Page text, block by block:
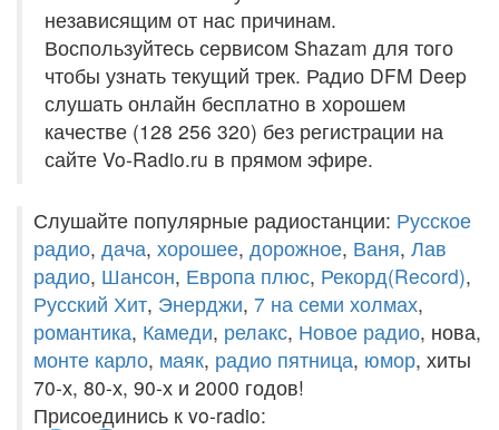
независящим от нас причинам.
Воспользуйтесь сервисом Shazam для того
чтобы узнать текущий трек. Радио DFM Deep
слушать онлайн бесплатно в хорошем
качестве (128 256 320) без регистрации на
сайте Vo-Radio.ru в прямом эфире.
Слушайте популярные радиостанции: Русское
радио, дача, хорошее, дорожное, Ваня, Лав
радио, Шансон, Европа плюс, Рекорд(Record),
Русский Хит, Энерджи, 7 на семи холмах,
романтика, Камеди, релакс, Новое радио, нова,
монте карло, маяк, радио пятница, юмор, хиты
70-х, 80-х, 90-х и 2000 годов!
Присоединись к vo-radio: